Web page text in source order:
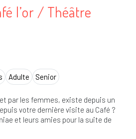
l’or / Théâtre
Adulte Senior
et par les femmes, existe depuis un
votre dernière visite au Café ?
et leurs amies pour la suite de